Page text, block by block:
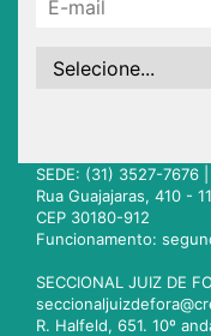
SEDE: (31) 3527-7676 |
Rua Guajajaras, 410 -
CEP 30180-912
Funcionamento:
SECCIONAL JUIZ DE
R. Halfeld, 651. 10º